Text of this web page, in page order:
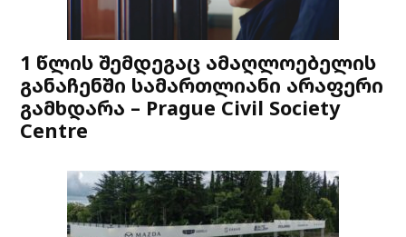
1 წლის შემდეგაც ამაღლოებელის
განაჩენში სამართლიანი არაფერი
გამხდარა – Prague Civil Society
Centre